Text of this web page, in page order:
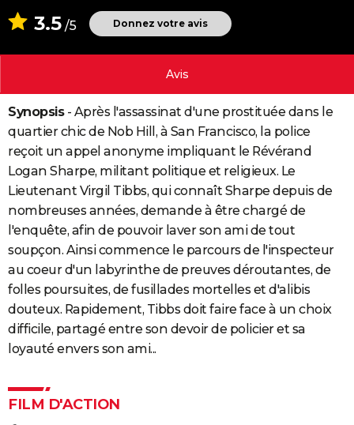
Destinations
City break
Voyage nature
Voyage de noces
Forum
Climat
+
PHOTO
CARTE DE VOEUX
Carte de Noël
Carte Bonne année
Carte Saint-Valentin
Carte Pâques
Carte d'anniversaire
DICTIONNAIRE
Dictionnaire
Biographies
Citations
Expressions
Proverbes
PROGRAMME TV
COPAINS D'AVANT
S'inscrire
Se connecter
Lycées
Collèges
Primaires
Universités
Entreprises
Service militaire
Avis de recherche
AVIS DE DÉCÈS
FORUM
Bricolage
Lifestyle
Culture
Sport
Auto
Television
Voyage
Cinema
3.5 /5 Donnez votre avis
Avis
Synopsis- Après l'assassinat d'une prostituée dans le
quartier chic de Nob Hill, à San Francisco, la police
reçoit un appel anonyme impliquant le Révérand
Logan Sharpe, militant politique et religieux. Le
Lieutenant Virgil Tibbs, qui connaît Sharpe depuis de
nombreuses années, demande à être chargé de
l'enquête, afin de pouvoir laver son ami de tout
soupçon. Ainsi commence le parcours de l'inspecteur
au coeur d'un labyrinthe de preuves déroutantes, de
folles poursuites, de fusillades mortelles et d'alibis
douteux. Rapidement, Tibbs doit faire face à un choix
difficile, partagé entre son devoir de policier et sa
loyauté envers son ami...
FILM D'ACTION